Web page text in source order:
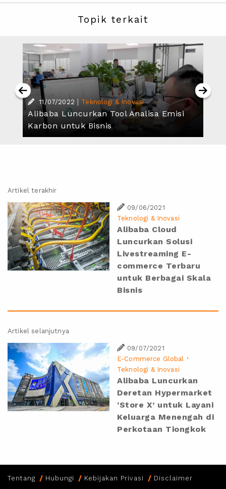
Topik terkait
11/07/2022 | Teknologi & Inovasi
Alibaba Luncurkan Tool Analisa Emisi
Karbon untuk Bisnis
Artikel terakhir
09/06/2021
Teknologi & Inovasi
Alibaba Cloud
Luncurkan Solusi
Livestreaming E-
commerce Terbaru
untuk Berbagai Skala
Bisnis
Artikel selanjutnya
09/07/2021
E-Commerce Global ·
Teknologi & Inovasi
Alibaba Luncurkan
Deretan Hypermarket
‘Store X’ untuk Layani
Keluarga Menengah di
Perkotaan Tiongkok
Tentang Hubungi Kebijakan Privasi Disclaimer